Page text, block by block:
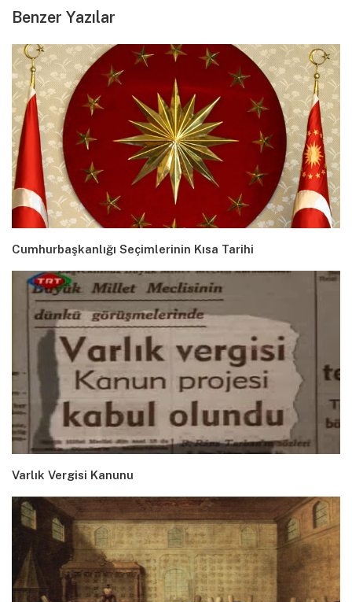
Benzer Yazılar
Cumhurbaşkanlığı Seçimlerinin Kısa Tarihi
Varlık Vergisi Kanunu